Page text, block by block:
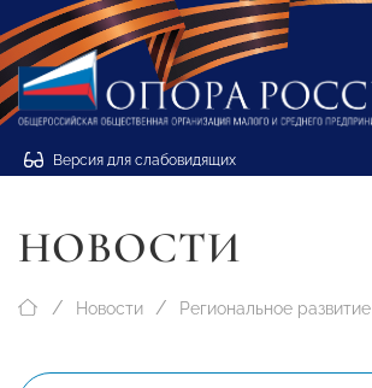
Версия для слабовидящих
НОВОСТИ
Новости Региональное развитие